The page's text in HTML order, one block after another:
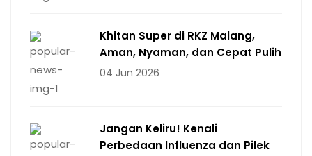
Khitan Super di RKZ Malang,
Aman, Nyaman, dan Cepat Pulih
04 Jun 2026
Jangan Keliru! Kenali
Perbedaan Influenza dan Pilek